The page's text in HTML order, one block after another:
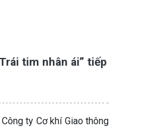
tim nhân ái” tiếp
ty Cơ khí Giao thông